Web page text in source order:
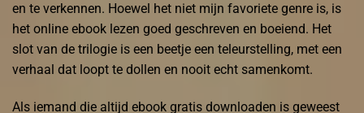
en te verkennen. Hoewel het niet mijn favoriete genre is, is
het online ebook lezen goed geschreven en boeiend. Het
slot van de trilogie is een beetje een teleurstelling, met een
verhaal dat loopt te dollen en nooit echt samenkomt.
Als iemand die altijd ebook gratis downloaden is geweest